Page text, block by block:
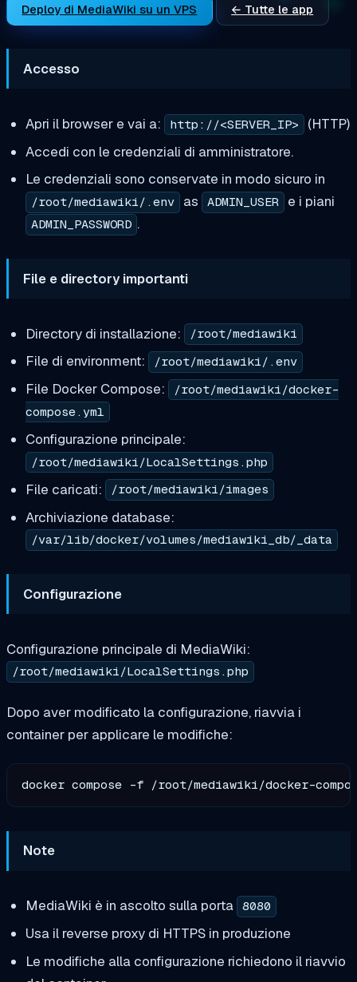
Deploy di MediaWiki su un VPS ← Tutte le app
Accesso
Apri il browser e vai a: http://<SERVER_IP>
(HTTP)
Accedi con le credenziali di amministratore.
Le credenziali sono conservate in modo sicuro in
/root/mediawiki/.env as ADMIN_USER e i piani
ADMIN_PASSWORD .
File e directory importanti
Directory di installazione: /root/mediawiki
File di environment: /root/mediawiki/.env
File Docker Compose:
/root/mediawiki/docker-
compose.yml
Configurazione principale:
/root/mediawiki/LocalSettings.php
File caricati: /root/mediawiki/images
Archiviazione database:
/var/lib/docker/volumes/mediawiki_db/_data
Configurazione
Configurazione principale di MediaWiki:
/root/mediawiki/LocalSettings.php
Dopo aver modificato la configurazione, riavvia i
container per applicare le modifiche:
Note
MediaWiki è in ascolto sulla porta 8080
Usa il reverse proxy di HTTPS in produzione
Le modifiche alla configurazione richiedono il riavvio